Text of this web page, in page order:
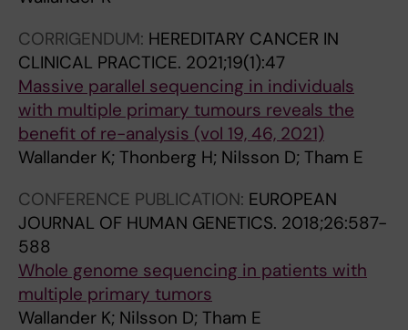
CORRIGENDUM: HEREDITARY CANCER IN
CLINICAL PRACTICE. 2021;19(1):47
Massive parallel sequencing in individuals
with multiple primary tumours reveals the
benefit of re-analysis (vol 19, 46, 2021)
Wallander K; Thonberg H; Nilsson D; Tham E
CONFERENCE PUBLICATION: EUROPEAN
JOURNAL OF HUMAN GENETICS. 2018;26:587-
588
Whole genome sequencing in patients with
multiple primary tumors
Wallander K; Nilsson D; Tham E